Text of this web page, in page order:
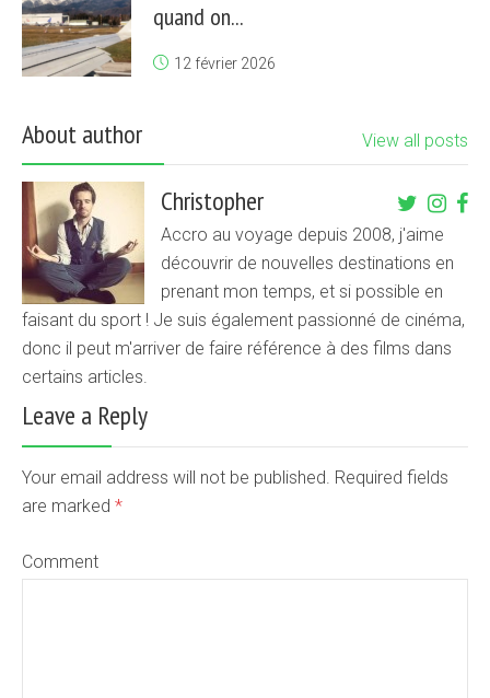
quand on...
12 février 2026
About author View all posts
Christopher
Accro au voyage depuis 2008, j'aime
découvrir de nouvelles destinations en
prenant mon temps, et si possible en
faisant du sport ! Je suis également passionné de cinéma,
donc il peut m'arriver de faire référence à des films dans
certains articles.
Leave a Reply
Your email address will not be published. Required fields
are marked *
Comment